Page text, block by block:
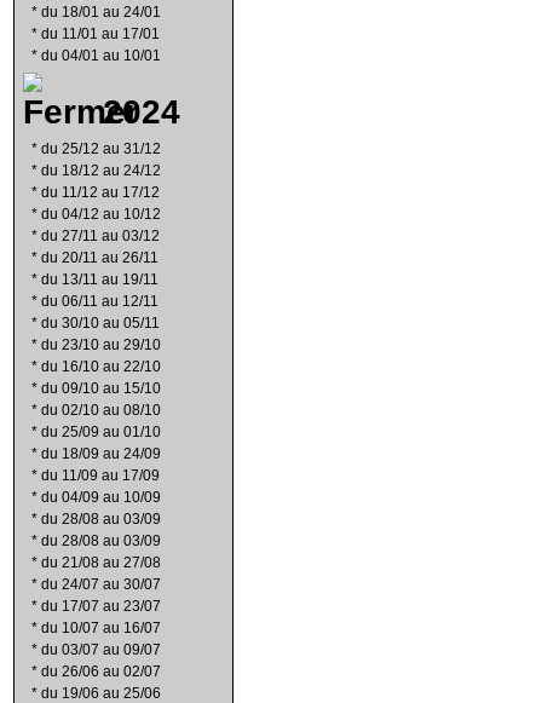
* du 18/01 au 24/01
* du 11/01 au 17/01
* du 04/01 au 10/01
2024
* du 25/12 au 31/12
* du 18/12 au 24/12
* du 11/12 au 17/12
* du 04/12 au 10/12
* du 27/11 au 03/12
* du 20/11 au 26/11
* du 13/11 au 19/11
* du 06/11 au 12/11
* du 30/10 au 05/11
* du 23/10 au 29/10
* du 16/10 au 22/10
* du 09/10 au 15/10
* du 02/10 au 08/10
* du 25/09 au 01/10
* du 18/09 au 24/09
* du 11/09 au 17/09
* du 04/09 au 10/09
* du 28/08 au 03/09
* du 28/08 au 03/09
* du 21/08 au 27/08
* du 24/07 au 30/07
* du 17/07 au 23/07
* du 10/07 au 16/07
* du 03/07 au 09/07
* du 26/06 au 02/07
* du 19/06 au 25/06